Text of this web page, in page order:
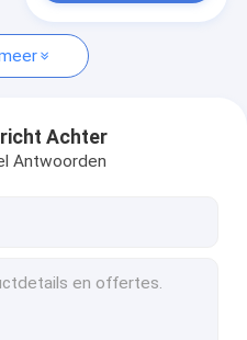
van het slagafgietsel
Achter
Antwoorden